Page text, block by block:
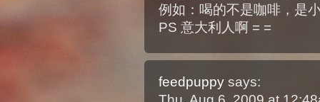
例如：喝的不是咖啡，是
PS 意大利人啊 = =
feedpuppy says: